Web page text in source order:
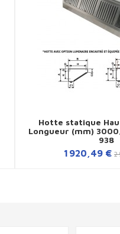
Hotte statique
Longueur (mm)
938
1 920,49 € 2